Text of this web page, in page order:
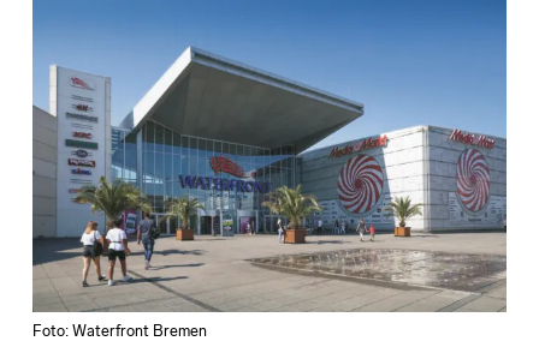
Foto: Waterfront Bremen